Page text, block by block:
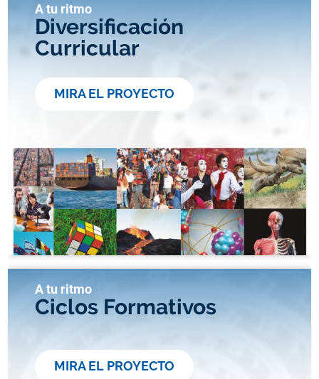
A tu ritmo
Diversificación
Curricular
MIRA EL PROYECTO
A tu ritmo
Ciclos Formativos
MIRA EL PROYECTO